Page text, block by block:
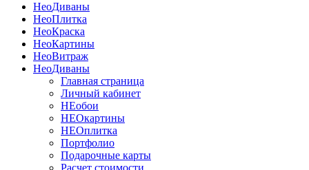
НеоДиваны
НеоПлитка
НеоКраска
НеоКартины
НеоВитраж
НеоДиваны
Главная страница
Личный кабинет
НЕобои
НЕОкартины
НЕОплитка
Портфолио
Подарочные карты